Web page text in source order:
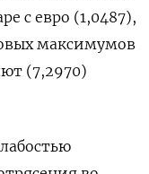
с евро (1,0487),
максимумов
(7,2970)